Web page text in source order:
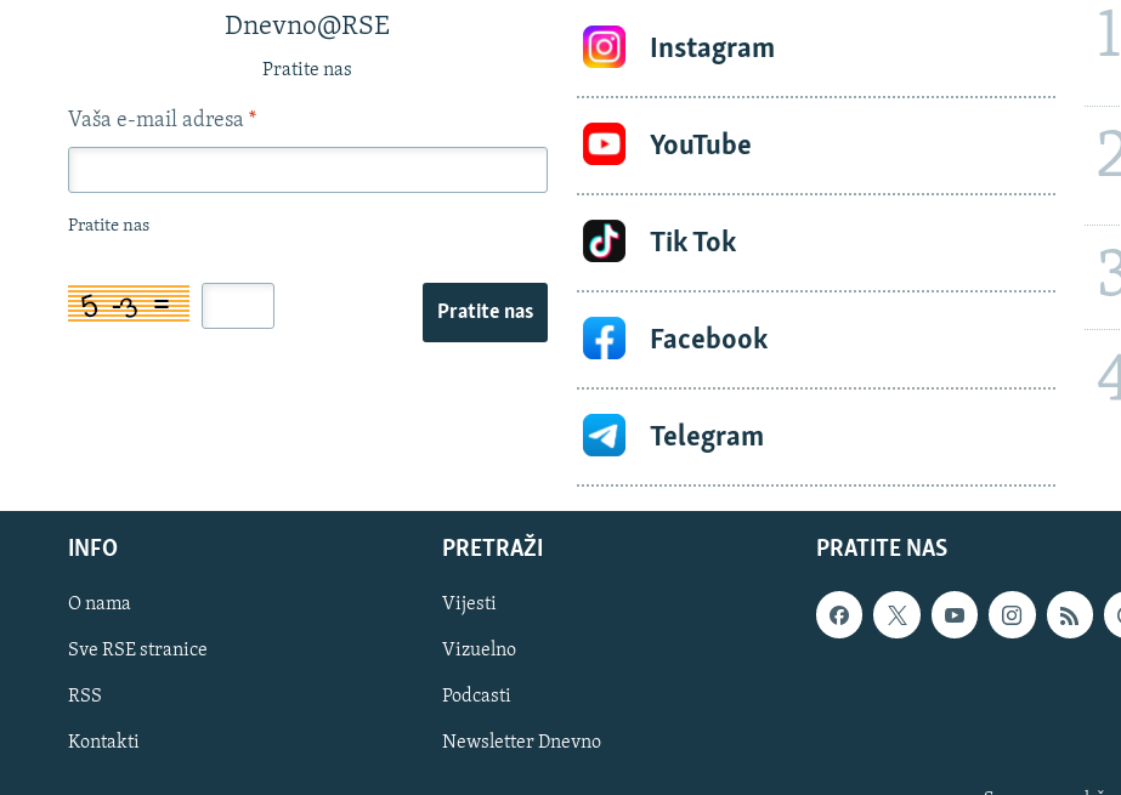
Dnevno@RSE
Pratite nas
Vaša e-mail adresa *
Pratite nas
Pratite nas
Instagram
YouTube
Tik Tok
Facebook
Telegram
1
PRATITE NAS
INFO
O nama
Sve RSE stranice
RSS
Kontakti
PRETRAŽI
Vijesti
Vizuelno
Podcasti
Newsletter Dnevno